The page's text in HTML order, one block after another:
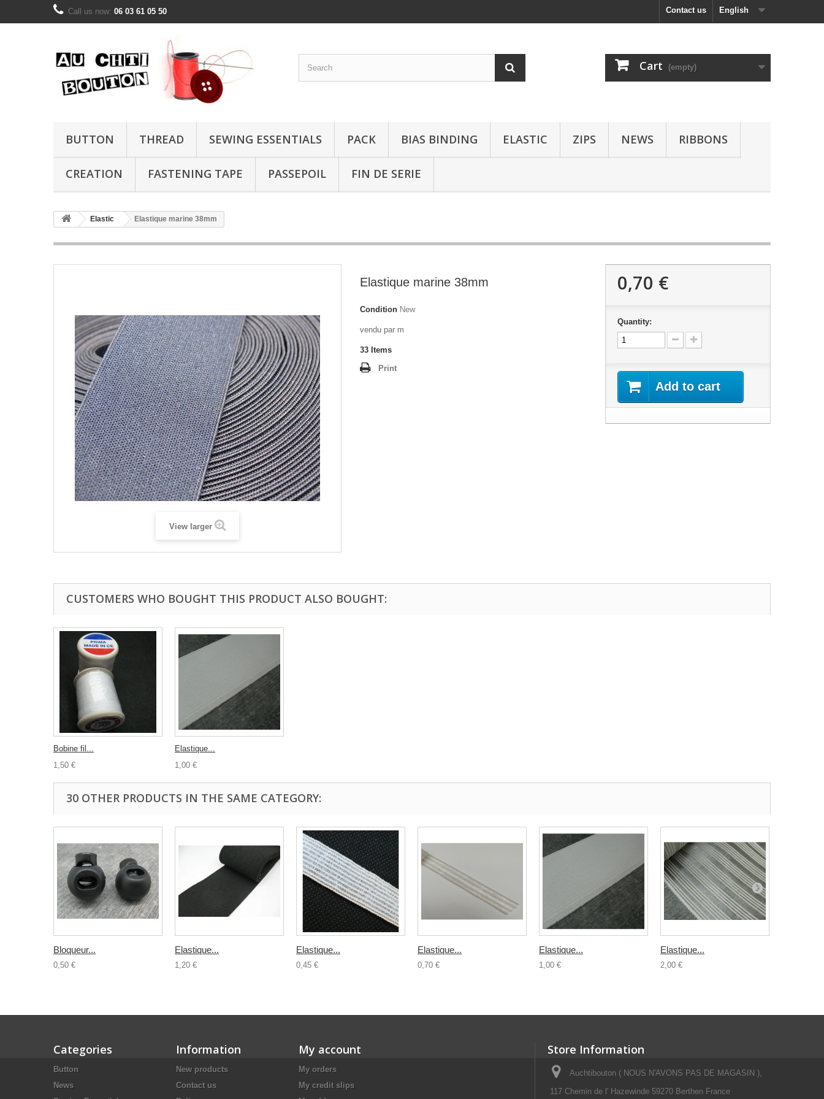
English
Contact us
Call us now: 06 03 61 05 50
Cart (empty)
BUTTON THREAD SEWING ESSENTIALS PACK BIAS BINDING ELASTIC ZIPS NEWS RIBBONS
CREATION FASTENING TAPE PASSEPOIL FIN DE SERIE
Elastic Elastique marine 38mm
View larger
Elastique marine 38mm
Condition New
vendu par m
33 Items
Print
0,70 €
Quantity:
Add to cart
CUSTOMERS WHO BOUGHT THIS PRODUCT ALSO BOUGHT:
Bobine fil...
1,50 €
Elastique...
1,00 €
30 OTHER PRODUCTS IN THE SAME CATEGORY:
Bloqueur...
0,50 €
Elastique...
1,20 €
Elastique...
0,45 €
Elastique...
0,70 €
Elastique...
1,00 €
Elastique...
2,00 €
Categories
Button
News
Information
New products
Contact us
My account
My orders
My credit slips
Store Information
Auchtibouton ( NOUS N'AVONS PAS DE MAGASIN ),
117 Chemin de l' Hazewinde 59270 Berthen France